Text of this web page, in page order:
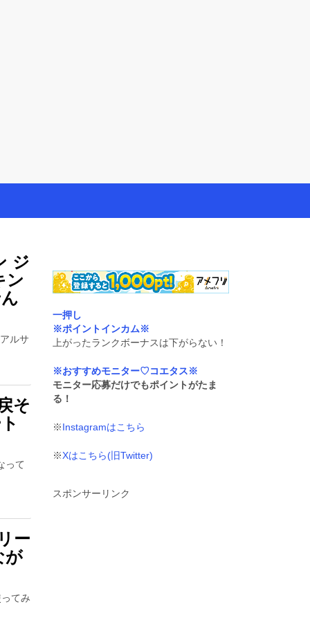
ジ
ン
ルサ
そ
って
ー
が
てみ
一押し
※ポイントインカム※
上がったランクボーナスは下がらない！
※おすすめモニター♡コエタス※
モニター応募だけでもポイントがたま
る！
※Instagramはこちら
※Xはこちら(旧Twitter)
スポンサーリンク